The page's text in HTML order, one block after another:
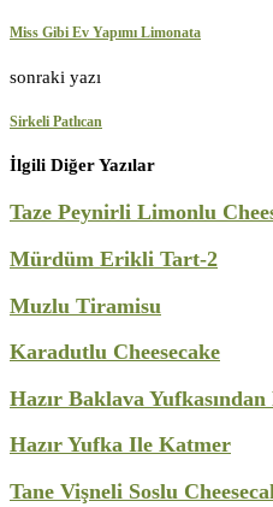
Miss Gibi Ev Yapımı Limonata
sonraki yazı
Sirkeli Patlıcan
İlgili Diğer Yazılar
Taze Peynirli Limonlu
Mürdüm Erikli Tart-2
Muzlu Tiramisu
Karadutlu Cheesecake
Hazır Baklava Yufkasından
Hazır Yufka Ile Katmer
Tane Vişneli Soslu